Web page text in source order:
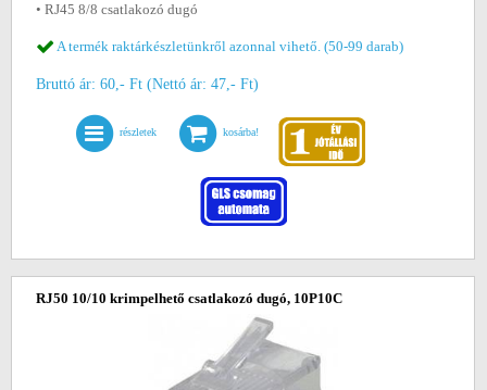
• RJ45 8/8 csatlakozó dugó
A termék raktárkészletünkről azonnal vihető. (50-99 darab)
Bruttó ár: 60,- Ft (Nettó ár: 47,- Ft)
részletek kosárba!
RJ50 10/10 krimpelhető csatlakozó dugó, 10P10C